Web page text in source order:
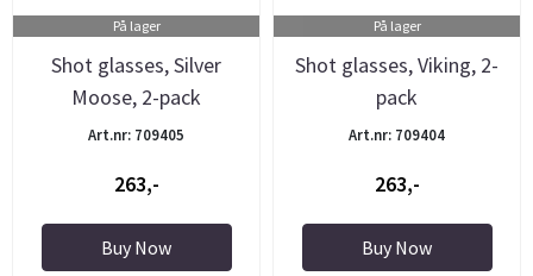
På lager
Shot glasses, Silver
Moose, 2-pack
Art.nr: 709405
263,-
Buy Now
På lager
Shot glasses, Viking, 2-
pack
Art.nr: 709404
263,-
Buy Now